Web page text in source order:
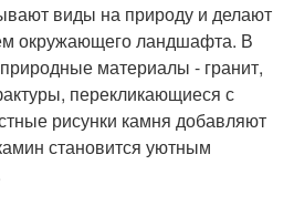
виды на природу и делают
окружающего ландшафта. В
материалы - гранит,
перекликающиеся с
рисунки камня добавляют
становится уютным